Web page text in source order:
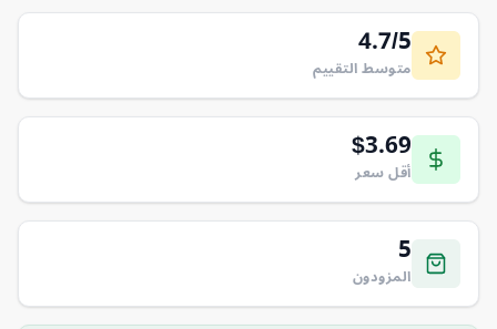
4.7/5
متوسط التقييم
$3.69
أقل سعر
5
المزودون